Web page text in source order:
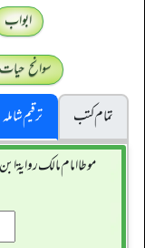
ابواب
سوانح
تمام کتب
ترقیم شاملہ
موطا امام مالك رواية